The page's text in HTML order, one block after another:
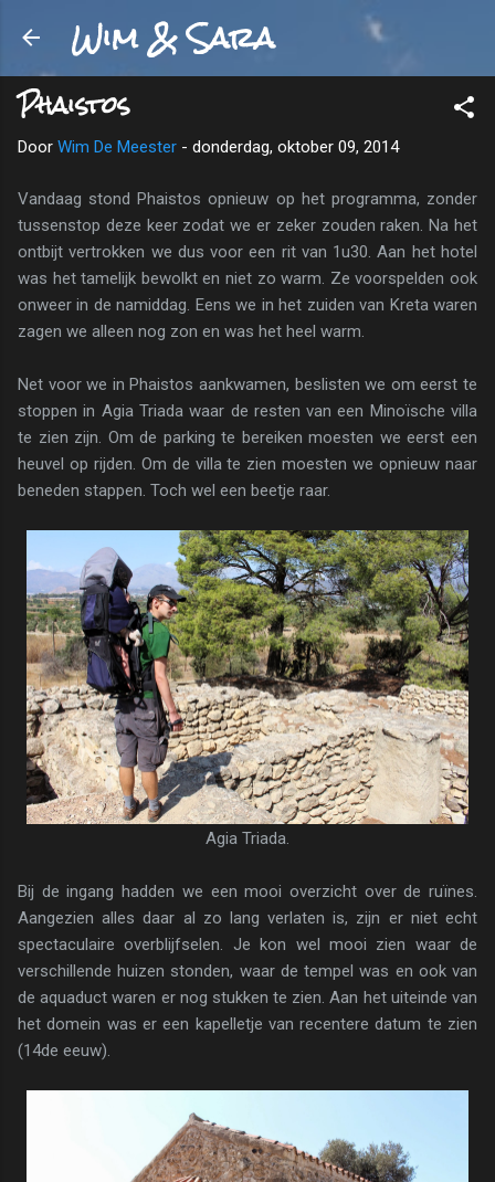
Doorgaan naar hoofdcontent
Wim & Sara
Phaistos
Door Wim De Meester - donderdag, oktober 09, 2014
Vandaag stond Phaistos opnieuw op het programma, zonder
tussenstop deze keer zodat we er zeker zouden raken. Na het
ontbijt vertrokken we dus voor een rit van 1u30. Aan het hotel
was het tamelijk bewolkt en niet zo warm. Ze voorspelden ook
onweer in de namiddag. Eens we in het zuiden van Kreta waren
zagen we alleen nog zon en was het heel warm.
Net voor we in Phaistos aankwamen, beslisten we om eerst te
stoppen in Agia Triada waar de resten van een Minoïsche villa
te zien zijn. Om de parking te bereiken moesten we eerst een
heuvel op rijden. Om de villa te zien moesten we opnieuw naar
beneden stappen. Toch wel een beetje raar.
Agia Triada.
Bij de ingang hadden we een mooi overzicht over de ruïnes.
Aangezien alles daar al zo lang verlaten is, zijn er niet echt
spectaculaire overblijfselen. Je kon wel mooi zien waar de
verschillende huizen stonden, waar de tempel was en ook van
de aquaduct waren er nog stukken te zien. Aan het uiteinde van
het domein was er een kapelletje van recentere datum te zien
(14de eeuw).